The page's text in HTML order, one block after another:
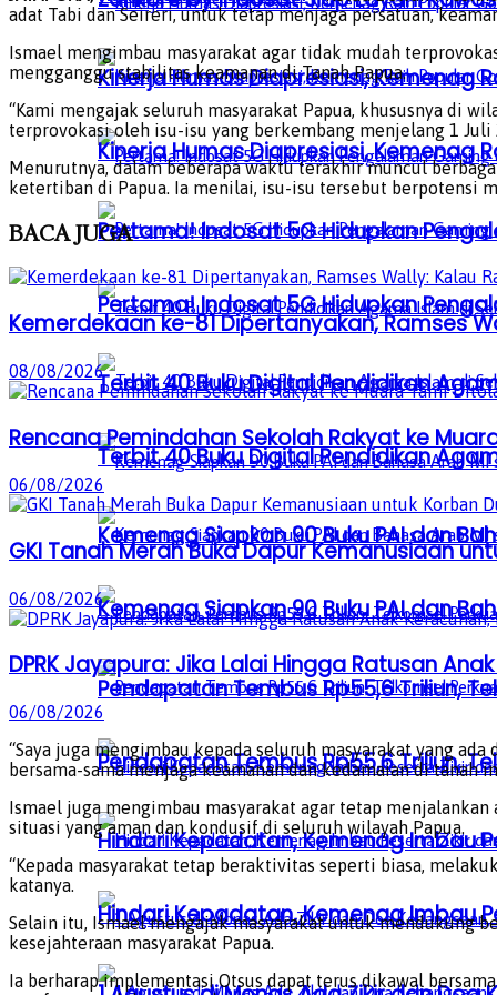
Kinerja Humas Diapresiasi, Kemenag
Pertama! Indosat 5G Hidupkan
Terbit 40 Buku Digital Pendidikan
Kemenag Siapkan 90 Buku PAI dan
Pendapatan Tembus Rp55,6 Triliun,
Hindari Kepadatan, Kemenag Imbau
Kinerja Humas Diapresiasi, Kemenag
Pertama! Indosat 5G Hidupkan
Terbit 40 Buku Digital Pendidikan
Kemenag Siapkan 90 Buku PAI dan
Pendapatan Tembus Rp55,6 Triliun,
Hindari Kepadatan, Kemenag Imbau
adat Tabi dan Seireri, untuk tetap menjaga persatuan,
Ismael mengimbau masyarakat agar tidak mudah
mengganggu stabilitas keamanan di Tanah Papua.
“Kami mengajak seluruh masyarakat Papua, khususnya di
terprovokasi oleh isu-isu yang berkembang menjelang 1
Menurutnya, dalam beberapa waktu terakhir muncul
ketertiban di Papua. Ia menilai, isu-isu tersebut berpotensi
BACAJUGA
Kemerdekaan ke-81 Dipertanyakan, Ramses
08/08/2026
Rencana Pemindahan Sekolah Rakyat ke
06/08/2026
GKI Tanah Merah Buka Dapur Kemanusiaan
06/08/2026
DPRK Jayapura: Jika Lalai Hingga Ratusan
06/08/2026
“Saya juga mengimbau kepada seluruh masyarakat yang
bersama-sama menjaga keamanan dan kedamaian di tanah
Ismael juga mengimbau masyarakat agar tetap
situasi yang aman dan kondusif di seluruh wilayah Papua.
“Kepada masyarakat tetap beraktivitas seperti biasa,
katanya.
Selain itu, Ismael mengajak masyarakat untuk mendukung
kesejahteraan masyarakat Papua.
Ia berharap implementasi Otsus dapat terus dikawal